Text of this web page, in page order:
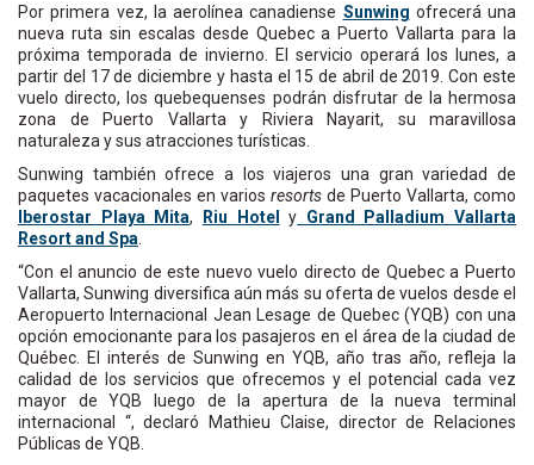
Por primera vez, la aerolínea canadiense Sunwing ofrecerá una
nueva ruta sin escalas desde Quebec a Puerto Vallarta para la
próxima temporada de invierno. El servicio operará los lunes, a
partir del 17 de diciembre y hasta el 15 de abril de 2019. Con este
vuelo directo, los quebequenses podrán disfrutar de la hermosa
zona de Puerto Vallarta y Riviera Nayarit, su maravillosa
naturaleza y sus atracciones turísticas.
Sunwing también ofrece a los viajeros una gran variedad de
paquetes vacacionales en varios resorts de Puerto Vallarta, como
Iberostar Playa Mita, Riu Hotel y Grand Palladium Vallarta
Resort and Spa
“Con el anuncio de este nuevo vuelo directo de Quebec a Puerto
Vallarta, Sunwing diversifica aún más su oferta de vuelos desde el
Aeropuerto Internacional Jean Lesage de Quebec (YQB) con una
opción emocionante para los pasajeros en el área de la ciudad de
Québec. El interés de Sunwing en YQB, año tras año, refleja la
calidad de los servicios que ofrecemos y el potencial cada vez
mayor de YQB luego de la apertura de la nueva terminal
internacional “, declaró Mathieu Claise, director de Relaciones
Públicas de YQB.